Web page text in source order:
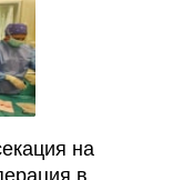
на